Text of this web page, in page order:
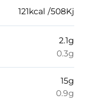
121kcal /508Kj
2.1g
0.3g
15g
0.9g